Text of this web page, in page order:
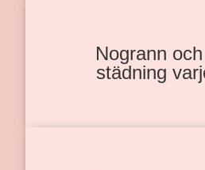
Nogrann
städning